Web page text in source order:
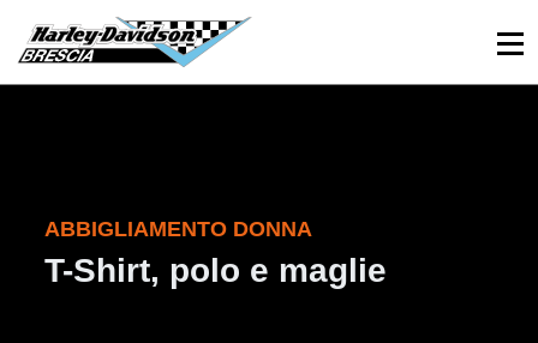
030 3366984 Viale Sant’Eufemia, 26 - Brescia
ABBIGLIAMENTO DONNA
T-Shirt, polo e maglie